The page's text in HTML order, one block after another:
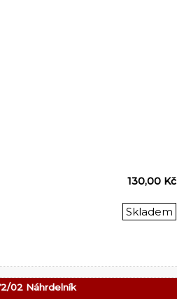
130,00 Kč
Skladem
02 Náhrdelník